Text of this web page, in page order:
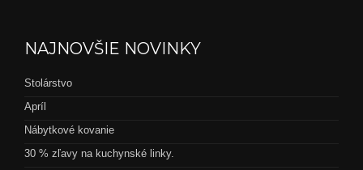
NAJNOVŠIE NOVINKY
Stolárstvo
Apríl
Nábytkové kovanie
30 % zľavy na kuchynské linky.